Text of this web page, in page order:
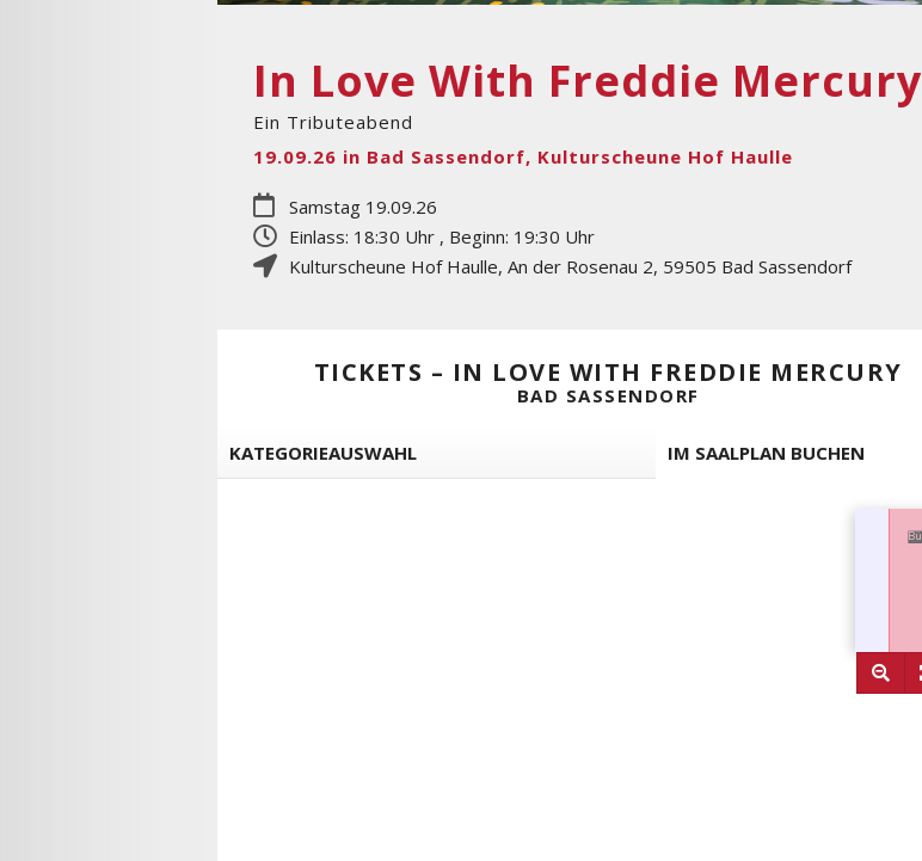
In Love With Freddie Mercury
Ein Tributeabend
19.09.26 in Bad Sassendorf, Kulturscheune Hof Haulle
Samstag 19.09.26
Einlass: 18:30 Uhr , Beginn: 19:30 Uhr
Kulturscheune Hof Haulle, An der Rosenau 2, 59505 Bad Sassendorf
TICKETS – IN LOVE WITH FREDDIE MERCURY
BAD SASSENDORF
KATEGORIEAUSWAHL IM SAALPLAN BUCHEN